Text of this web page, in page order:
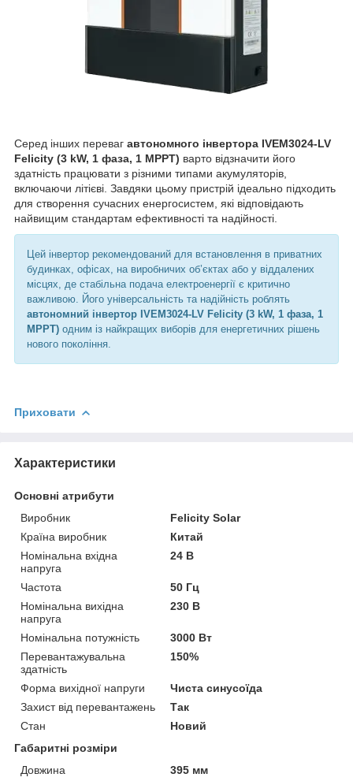
Серед інших переваг автономного інвертора IVEM3024-LV
Felicity (3 kW, 1 фаза, 1 MPPT) варто відзначити його
здатність працювати з різними типами акумуляторів,
включаючи літієві. Завдяки цьому пристрій ідеально підходить
для створення сучасних енергосистем, які відповідають
найвищим стандартам ефективності та надійності.
Цей інвертор рекомендований для встановлення в приватних
будинках, офісах, на виробничих об’єктах або у віддалених
місцях, де стабільна подача електроенергії є критично
важливою. Його універсальність та надійність роблять
автономний інвертор IVEM3024-LV Felicity (3 kW, 1 фаза, 1
MPPT) одним із найкращих виборів для енергетичних рішень
нового покоління.
Приховати
Характеристики
Основні атрибути
Виробник
Felicity Solar
Країна виробник
Китай
Номінальна вхідна
напруга
24 В
Частота
50 Гц
Номінальна вихідна
напруга
230 В
Номінальна потужність
3000 Вт
Перевантажувальна
здатність
150%
Форма вихідної напруги
Чиста синусоїда
Захист від перевантажень
Так
Стан
Новий
Габаритні розміри
Довжина
395 мм